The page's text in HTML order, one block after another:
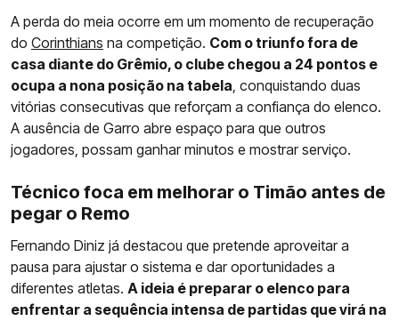
A perda do meia ocorre em um momento de recuperação
do Corinthians na competição. Com o triunfo fora de
casa diante do Grêmio, o clube chegou a 24 pontos e
ocupa a nona posição na tabela, conquistando duas
vitórias consecutivas que reforçam a confiança do elenco.
A ausência de Garro abre espaço para que outros
jogadores, possam ganhar minutos e mostrar serviço.
Técnico foca em melhorar o Timão antes de
pegar o Remo
Fernando Diniz já destacou que pretende aproveitar a
pausa para ajustar o sistema e dar oportunidades a
diferentes atletas. A ideia é preparar o elenco para
enfrentar a sequência intensa de partidas que virá na